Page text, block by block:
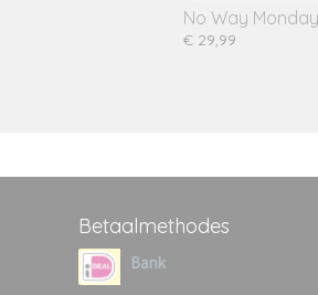
No Way Monday
€ 29,99
Betaalmethodes